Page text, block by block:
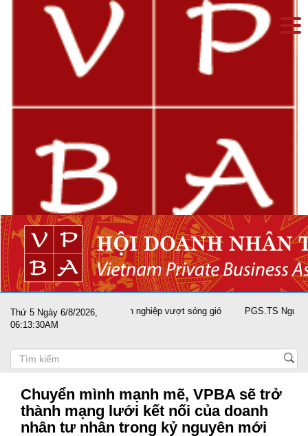
Thứ 5 Ngày 6/8/2026,
06:13:30AM
sát cánh cùng doanh nghiệp vượt sóng gió PGS.TS Nguyễn
Chuyển mình mạnh mẽ, VPBA sẽ trở
thành mạng lưới kết nối của doanh
nhân tư nhân trong kỷ nguyên mới